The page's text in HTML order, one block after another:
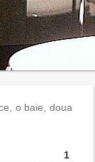
o baie, doua
1